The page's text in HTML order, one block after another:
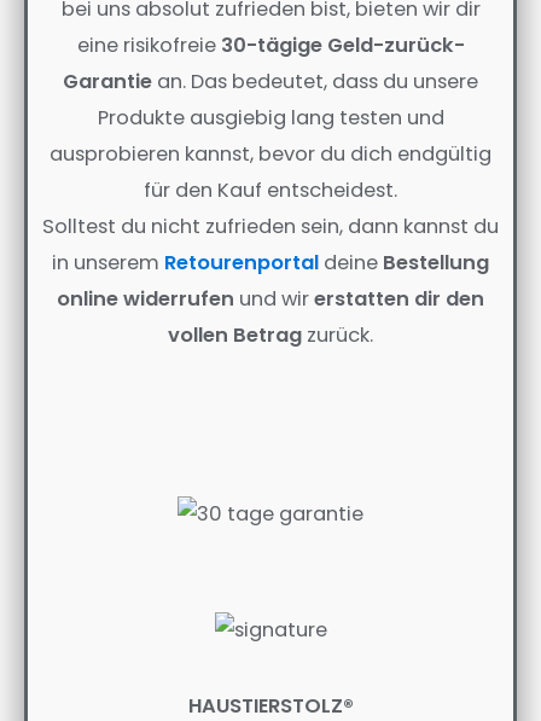
bei uns absolut zufrieden bist, bieten wir dir
eine risikofreie 30-tägige Geld-zurück-
Garantie an. Das bedeutet, dass du unsere
Produkte ausgiebig lang testen und
ausprobieren kannst, bevor du dich endgültig
für den Kauf entscheidest.
Solltest du nicht zufrieden sein, dann kannst du
in unserem Retourenportal deine Bestellung
online widerrufen und wirerstatten dir den
vollen Betrag zurück.
HAUSTIERSTOLZ®